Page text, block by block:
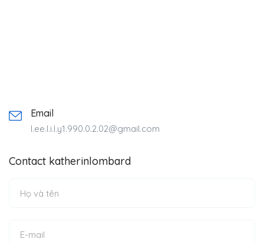
Email
l.ee.l.i.l.y1.990.0.2.02@gmail.com
Contact katherinlombard